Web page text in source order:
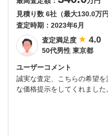
見積り数 6社（最大130.0万円
査定時期： 2023年6月
査定満足度
4.0
50代男性 東京都
ユーザーコメント
誠実な査定、こちらの希望
な価格提示をしてくれました